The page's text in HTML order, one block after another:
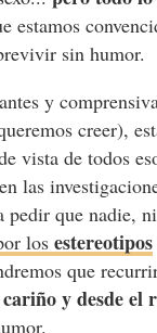
estamos
sin humor.
y
creer),
vista de todos
las
pedir que nadie,
los estereotipos
que
y desde el